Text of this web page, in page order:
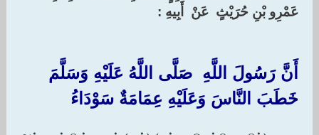
عَمْرِو بْنِ حُرَيْثٍ ‏ ‏عَنْ ‏ ‏أَبِيهِ : ‏
أَنَّ رَسُولَ اللَّهِ ‏ ‏صَلَّى اللَّهُ عَلَيْهِ وَسَلَّمَ ‏
‏خَطَبَ النَّاسَ وَعَلَيْهِ عِمَامَةٌ سَوْدَاءُ